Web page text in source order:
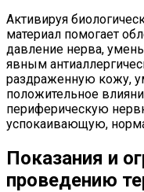
Активируя
материал помогает
давление нерва,
явным
раздраженную кожу,
положительное
периферическую
успокаивающую,
Показания и
проведению